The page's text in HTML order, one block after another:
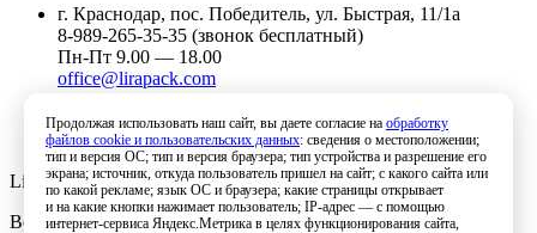
г. Краснодар, пос. Победитель, ул. Быстрая, 11/1а
8-989-265-35-35 (звонок бесплатный)
Пн-Пт 9.00 — 18.00
office@lirapack.com
Lirapack ©2026 Все права защищены.
Все торговые марки принадлежат их владельцам
Продолжая использовать наш сайт, вы даете согласие на обработку
файлов cookie и пользовательских данных: сведения о местоположении;
тип и версия ОС; тип и версия браузера; тип устройства и разрешение его
экрана; источник, откуда пользователь пришел на сайт; с какого сайта или
по какой рекламе; язык ОС и браузера; какие страницы открывает
и на какие кнопки нажимает пользователь; IP-адрес — с помощью
интернет-сервиса Яндекс.Метрика в целях функционирования сайта,